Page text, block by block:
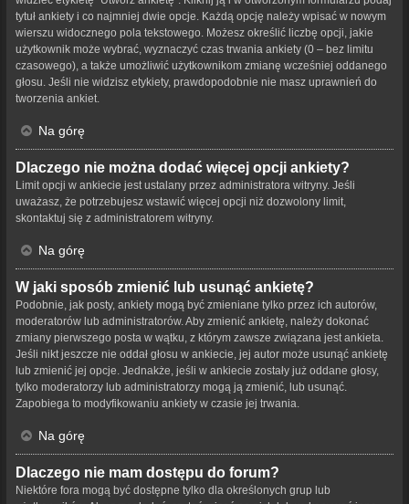
tytuł ankiety i co najmniej dwie opcje. Każdą opcję należy wpisać w nowym
wierszu widocznego pola tekstowego. Możesz określić liczbę opcji, jakie
użytkownik może wybrać, wyznaczyć czas trwania ankiety (0 – bez limitu
czasowego), a także umożliwić użytkownikom zmianę wcześniej oddanego
głosu. Jeśli nie widzisz etykiety, prawdopodobnie nie masz uprawnień do
tworzenia ankiet.
Na górę
Dlaczego nie można dodać więcej opcji ankiety?
Limit opcji w ankiecie jest ustalany przez administratora witryny. Jeśli
uważasz, że potrzebujesz wstawić więcej opcji niż dozwolony limit,
skontaktuj się z administratorem witryny.
Na górę
W jaki sposób zmienić lub usunąć ankietę?
Podobnie, jak posty, ankiety mogą być zmieniane tylko przez ich autorów,
moderatorów lub administratorów. Aby zmienić ankietę, należy dokonać
zmiany pierwszego posta w wątku, z którym zawsze związana jest ankieta.
Jeśli nikt jeszcze nie oddał głosu w ankiecie, jej autor może usunąć ankietę
lub zmienić jej opcje. Jednakże, jeśli w ankiecie zostały już oddane głosy,
tylko moderatorzy lub administratorzy mogą ją zmienić, lub usunąć.
Zapobiega to modyfikowaniu ankiety w czasie jej trwania.
Na górę
Dlaczego nie mam dostępu do forum?
Niektóre fora mogą być dostępne tylko dla określonych grup lub